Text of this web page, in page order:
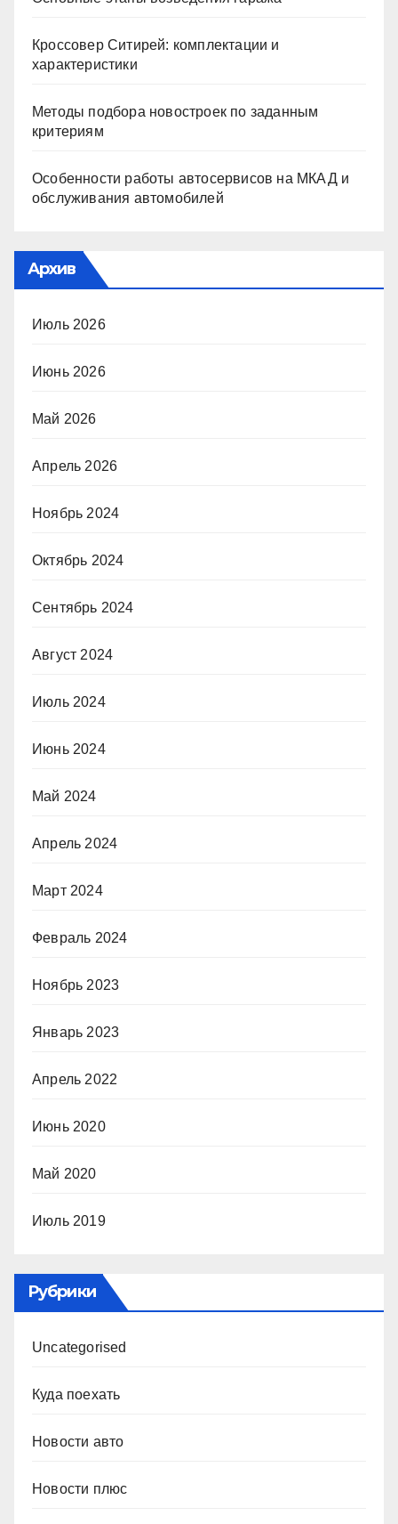
Кроссовер Ситирей: комплектации и
характеристики
Методы подбора новостроек по заданным
критериям
Особенности работы автосервисов на МКАД и
обслуживания автомобилей
Архив
Июль 2026
Июнь 2026
Май 2026
Апрель 2026
Ноябрь 2024
Октябрь 2024
Сентябрь 2024
Август 2024
Июль 2024
Июнь 2024
Май 2024
Апрель 2024
Март 2024
Февраль 2024
Ноябрь 2023
Январь 2023
Апрель 2022
Июнь 2020
Май 2020
Июль 2019
Рубрики
Uncategorised
Куда поехать
Новости авто
Новости плюс